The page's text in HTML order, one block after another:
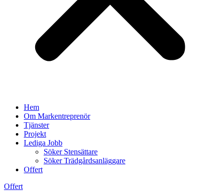
Hem
Om Markentreprenör
Tjänster
Projekt
Lediga Jobb
Söker Stensättare
Söker Trädgårdsanläggare
Offert
Offert